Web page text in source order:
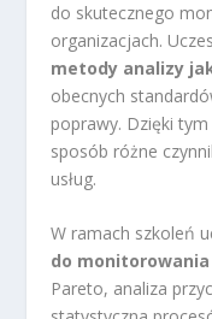
do skutecznego
organizacjach.
metody analizy
obecnych
poprawy. Dzięki
sposób różne
usług.
W ramach szkoleń
do
Pareto, analiza